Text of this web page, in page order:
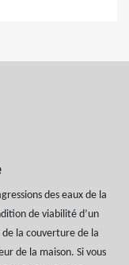
des eaux de la
de viabilité d’un
la couverture de la
de la maison. Si vous